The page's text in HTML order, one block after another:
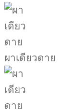
ผาเดียวดาย